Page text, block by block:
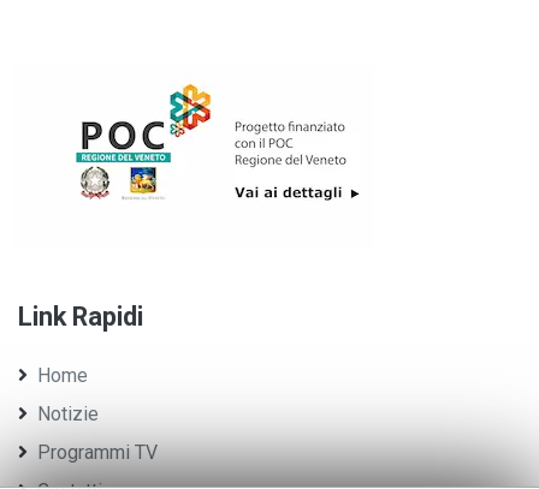
Link Rapidi
Home
Notizie
Programmi TV